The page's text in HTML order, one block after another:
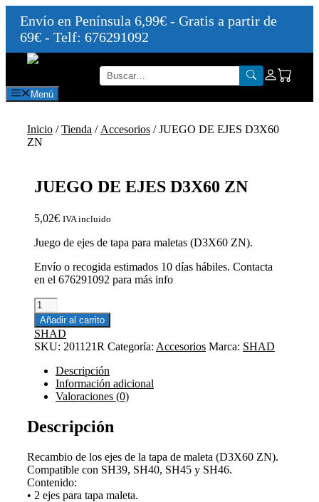
Envío en Península 6,99€ - Gratis a partir de
69€ - Telf: 676291092
Saltar
contenido
Menú
Inicio /Tienda / Accesorios / JUEGO DE EJES D3X60
ZN
JUEGO DE EJES D3X60 ZN
5,02€ IVA incluido
Juego de ejes de tapa para maletas (D3X60 ZN).
Envío o recogida estimados 10 días hábiles. Contacta
en el 676291092 para más info
JUEGO
DE
EJES
D3X60
ZN
cantidad
Añadir al carrito
SHAD
SKU: 201121R Categoría: Accesorios Marca: SHAD
Descripción
Información adicional
Valoraciones (0)
Descripción
Recambio de los ejes de la tapa de maleta (D3X60 ZN).
Compatible con SH39, SH40, SH45 y SH46.
Contenido:
• 2 ejes para tapa maleta.